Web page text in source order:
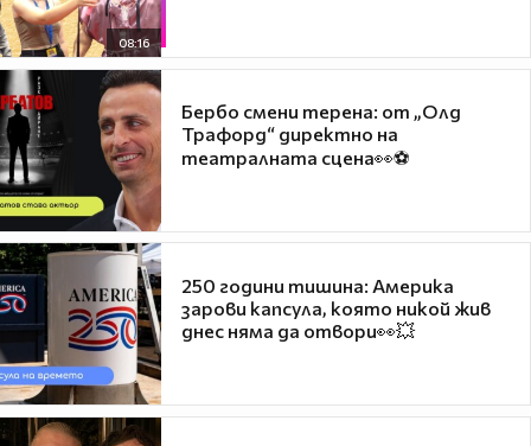
08:16
Бербо смени терена: от „Олд
Трафорд“ директно на
театралната сцена👀⚽
250 години тишина: Америка
зарови капсула, която никой жив
днес няма да отвори👀💥